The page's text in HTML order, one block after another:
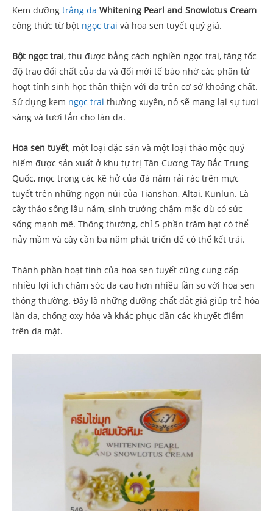
Kem dưỡng trắng da Whitening Pearl and Snowlotus Cream
công thức từ bột ngọc trai và hoa sen tuyết quý giá.
Bột ngọc trai, thu được bằng cách nghiền ngọc trai, tăng tốc
độ trao đổi chất của da và đổi mới tế bào nhờ các phân tử
hoạt tính sinh học thân thiện với da trên cơ sở khoáng chất.
Sử dụng kem ngọc trai thường xuyên, nó sẽ mang lại sự tươi
sáng và tươi tắn cho làn da.
Hoa sen tuyết, một loại đặc sản và một loại thảo mộc quý
hiếm được sản xuất ở khu tự trị Tân Cương Tây Bắc Trung
Quốc, mọc trong các kẽ hở của đá nằm rải rác trên mực
tuyết trên những ngọn núi của Tianshan, Altai, Kunlun. Là
cây thảo sống lâu năm, sinh trưởng chậm mặc dù có sức
sống mạnh mẽ. Thông thường, chỉ 5 phần trăm hạt có thể
nảy mầm và cây cần ba năm phát triển để có thể kết trái.
Thành phần hoạt tính của hoa sen tuyết cũng cung cấp
nhiều lợi ích chăm sóc da cao hơn nhiều lần so với hoa sen
thông thường. Đây là những dưỡng chất đắt giá giúp trẻ hóa
làn da, chống oxy hóa và khắc phục dần các khuyết điểm
trên da mặt.